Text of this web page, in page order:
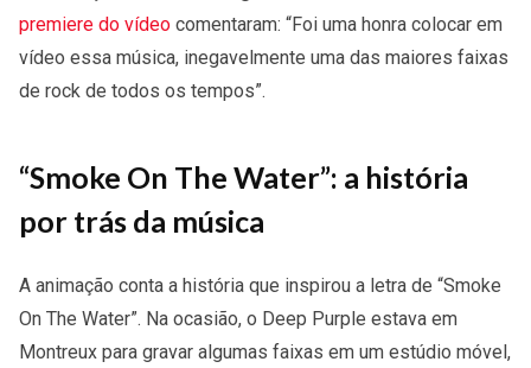
premiere do vídeo comentaram: “Foi uma honra colocar em
vídeo essa música, inegavelmente uma das maiores faixas
de rock de todos os tempos”.
“Smoke On The Water”: a história
por trás da música
A animação conta a história que inspirou a letra de “Smoke
On The Water”. Na ocasião, o Deep Purple estava em
Montreux para gravar algumas faixas em um estúdio móvel,